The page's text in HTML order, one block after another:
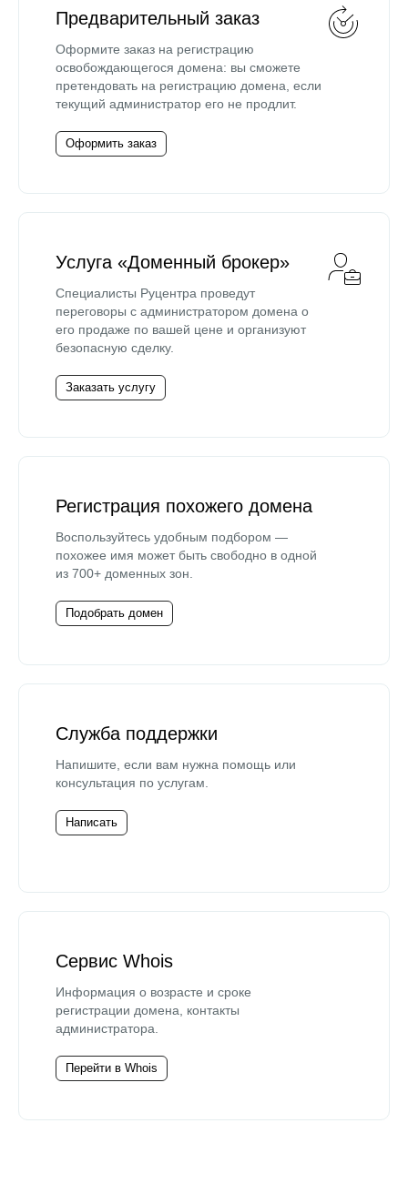
Предварительный заказ
Оформите заказ на регистрацию
освобождающегося домена: вы сможете
претендовать на регистрацию домена, если
текущий администратор его не продлит.
Оформить заказ
Услуга «Доменный брокер»
Специалисты Руцентра проведут
переговоры с администратором домена о
его продаже по вашей цене и организуют
безопасную сделку.
Заказать услугу
Регистрация похожего домена
Воспользуйтесь удобным подбором —
похожее имя может быть свободно в одной
из 700+ доменных зон.
Подобрать домен
Служба поддержки
Напишите, если вам нужна помощь или
консультация по услугам.
Написать
Сервис Whois
Информация о возрасте и сроке
регистрации домена, контакты
администратора.
Перейти в Whois